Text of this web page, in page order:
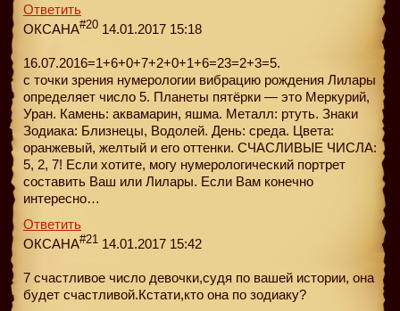
Ответить
ОКСАНА#20 14.01.2017 15:18
16.07.2016=1+6+0+7+2+0+1+6=23=2+3=5.
с точки зрения нумерологии вибрацию рождения Лилары
определяет число 5. Планеты пятёрки — это Меркурий,
Уран. Камень: аквамарин, яшма. Металл: ртуть. Знаки
Зодиака: Близнецы, Водолей. День: среда. Цвета:
оранжевый, желтый и его оттенки. СЧАСЛИВЫЕ ЧИСЛА:
5, 2, 7! Если хотите, могу нумерологический портрет
составить Ваш или Лилары. Если Вам конечно
интересно…
Ответить
ОКСАНА#21 14.01.2017 15:42
7 счастливое число девочки,судя по вашей истории, она
будет счастливой.Кстати,кто она по зодиаку?